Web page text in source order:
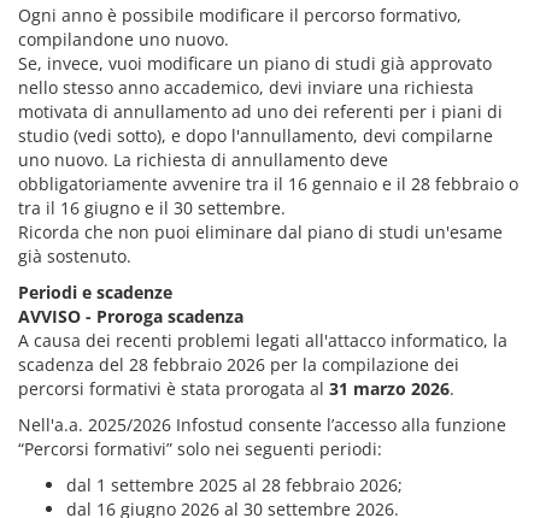
Ogni anno è possibile modificare il percorso formativo,
compilandone uno nuovo.
Se, invece, vuoi modificare un piano di studi già approvato
nello stesso anno accademico, devi inviare una richiesta
motivata di annullamento ad uno dei referenti per i piani di
studio (vedi sotto), e dopo l'annullamento, devi compilarne
uno nuovo. La richiesta di annullamento deve
obbligatoriamente avvenire tra il 16 gennaio e il 28 febbraio o
tra il 16 giugno e il 30 settembre.
Ricorda che non puoi eliminare dal piano di studi un'esame
già sostenuto.
Periodi e scadenze
AVVISO - Proroga scadenza
A causa dei recenti problemi legati all'attacco informatico, la
scadenza del 28 febbraio 2026 per la compilazione dei
percorsi formativi è stata prorogata al 31 marzo 2026.
Nell'a.a. 2025/2026 Infostud consente l’accesso alla funzione
“Percorsi formativi” solo nei seguenti periodi:
dal 1 settembre 2025 al 28 febbraio 2026;
dal 16 giugno 2026 al 30 settembre 2026.